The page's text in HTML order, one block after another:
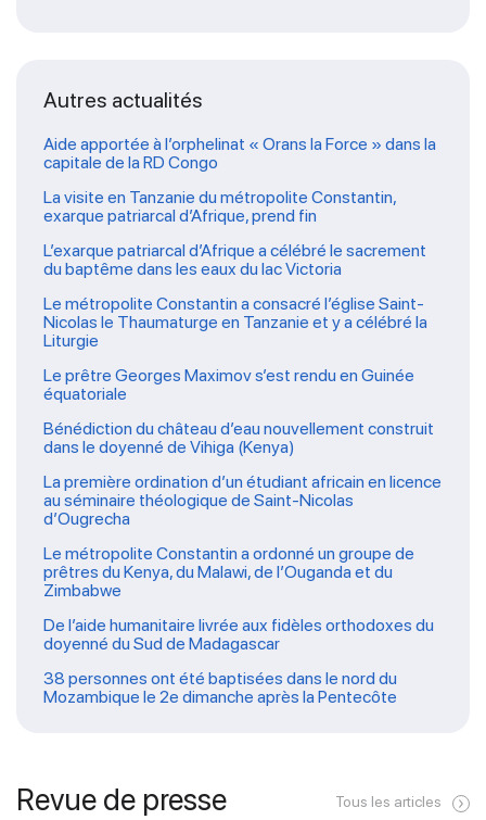
Autres actualités
Aide apportée à l’orphelinat « Orans la Force » dans la
capitale de la RD Congo
La visite en Tanzanie du métropolite Constantin,
exarque patriarcal d’Afrique, prend fin
L’exarque patriarcal d’Afrique a célébré le sacrement
du baptême dans les eaux du lac Victoria
Le métropolite Constantin a consacré l’église Saint-
Nicolas le Thaumaturge en Tanzanie et y a célébré la
Liturgie
Le prêtre Georges Maximov s’est rendu en Guinée
équatoriale
Bénédiction du château d’eau nouvellement construit
dans le doyenné de Vihiga (Kenya)
La première ordination d’un étudiant africain en licence
au séminaire théologique de Saint-Nicolas
d’Ougrecha
Le métropolite Constantin a ordonné un groupe de
prêtres du Kenya, du Malawi, de l’Ouganda et du
Zimbabwe
De l’aide humanitaire livrée aux fidèles orthodoxes du
doyenné du Sud de Madagascar
38 personnes ont été baptisées dans le nord du
Mozambique le 2e dimanche après la Pentecôte
Revue de presse Tous les articles